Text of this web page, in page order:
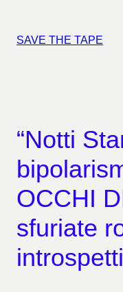
contenuto
SAVE THE TAPE
“Notti
OCCHI
sfuriate